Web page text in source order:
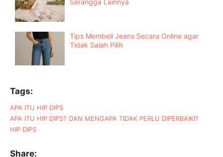
Tips Membeli Jeans Secara Online agar
Tidak Salah Pilih
Tags:
APA ITU HIP DIPS
APA ITU HIP DIPS? DAN MENGAPA TIDAK PERLU DIPERBAIKI?
HIP DIPS
Share: